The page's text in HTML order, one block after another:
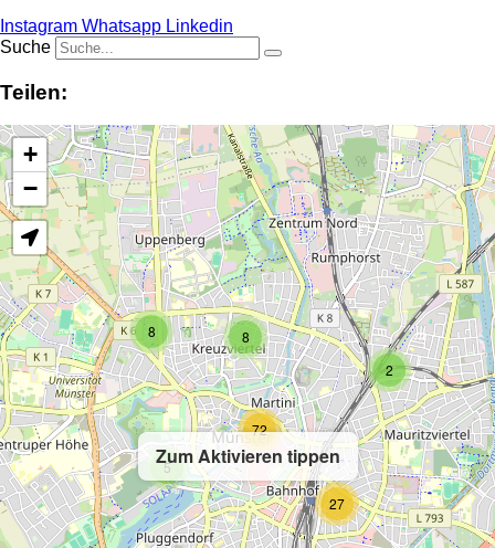
Instagram Whatsapp Linkedin
Suche
Teilen:
Zum Aktivieren tippen
2
8 8
27
5
72
+
−